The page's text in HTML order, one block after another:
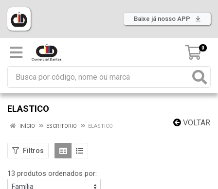
Baixe já nosso APP
0
ELASTICO
VOLTAR
INÍCIO ESCRITORIO ELASTICO
Filtros
13 produtos ordenados por: